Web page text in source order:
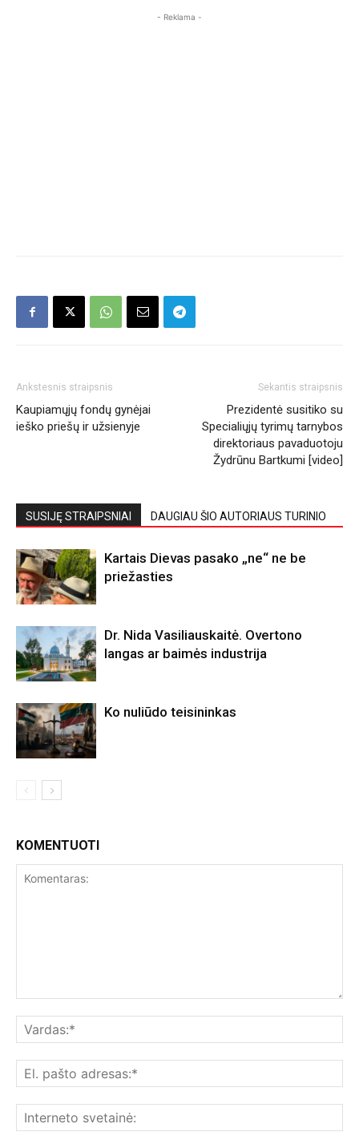
- Reklama -
Ankstesnis straipsnis
Kaupiamųjų fondų gynėjai
ieško priešų ir užsienyje
Sekantis straipsnis
Prezidentė susitiko su
Specialiųjų tyrimų tarnybos
direktoriaus pavaduotoju
Žydrūnu Bartkumi [video]
SUSIJĘ STRAIPSNIAI DAUGIAU ŠIO AUTORIAUS TURINIO
Kartais Dievas pasako „ne“ ne be
priežasties
Dr. Nida Vasiliauskaitė. Overtono
langas ar baimės industrija
Ko nuliūdo teisininkas
KOMENTUOTI